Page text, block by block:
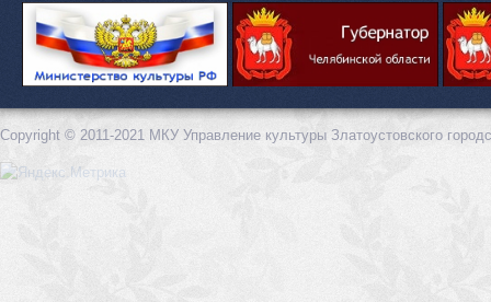
Copyright © 2011-2021 МКУ Управление культуры Златоустовского